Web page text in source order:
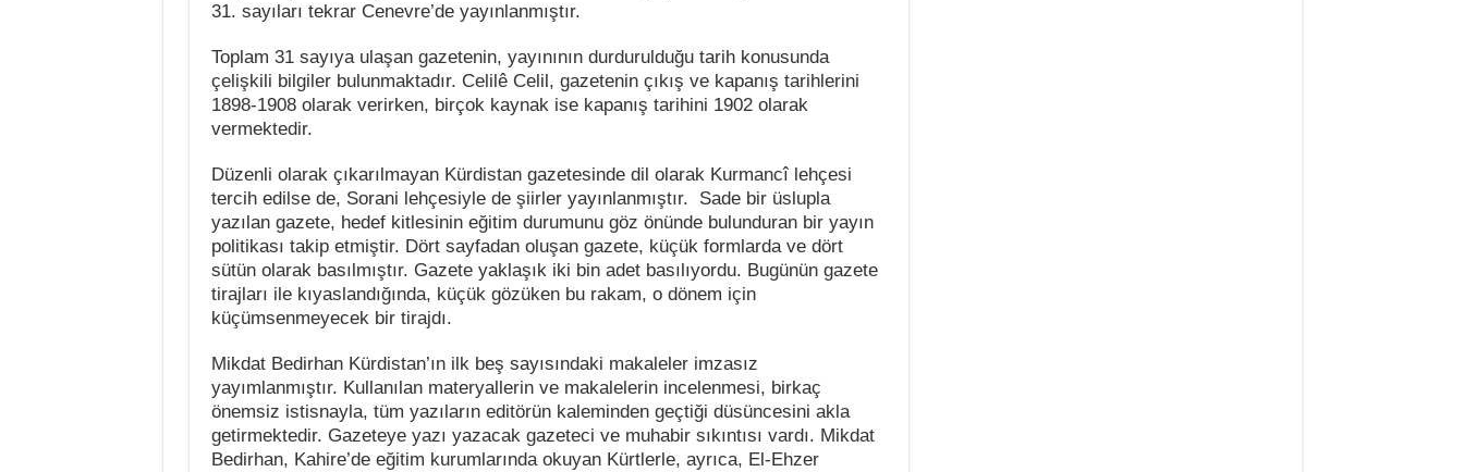
31. sayıları tekrar Cenevre’de yayınlanmıştır.
Toplam 31 sayıya ulaşan gazetenin, yayınının durdurulduğu tarih konusunda
çelişkili bilgiler bulunmaktadır. Celilê Celil, gazetenin çıkış ve kapanış tarihlerini
1898-1908 olarak verirken, birçok kaynak ise kapanış tarihini 1902 olarak
vermektedir.
Düzenli olarak çıkarılmayan Kürdistan gazetesinde dil olarak Kurmancî lehçesi
tercih edilse de, Sorani lehçesiyle de şiirler yayınlanmıştır. Sade bir üslupla
yazılan gazete, hedef kitlesinin eğitim durumunu göz önünde bulunduran bir yayın
politikası takip etmiştir. Dört sayfadan oluşan gazete, küçük formlarda ve dört
sütün olarak basılmıştır. Gazete yaklaşık iki bin adet basılıyordu. Bugünün gazete
tirajları ile kıyaslandığında, küçük gözüken bu rakam, o dönem için
küçümsenmeyecek bir tirajdı.
Mikdat Bedirhan Kürdistan’ın ilk beş sayısındaki makaleler imzasız
yayımlanmıştır. Kullanılan materyallerin ve makalelerin incelenmesi, birkaç
önemsiz istisnayla, tüm yazıların editörün kaleminden geçtiği düsüncesini akla
getirmektedir. Gazeteye yazı yazacak gazeteci ve muhabir sıkıntısı vardı. Mikdat
Bedirhan, Kahire’de eğitim kurumlarında okuyan Kürtlerle, ayrıca, El-Ehzer